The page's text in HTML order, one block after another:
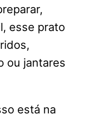
esse prato
ou jantares
está na